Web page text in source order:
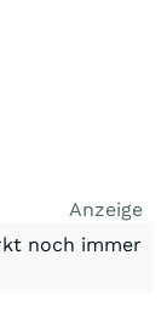
Anzeige
noch immer